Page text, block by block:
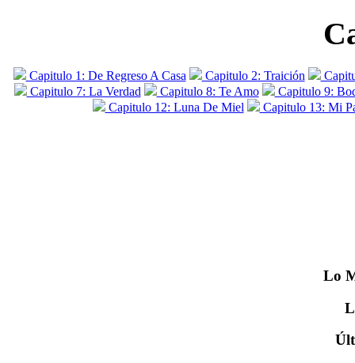
Capitulo 1: De Regreso A Casa Capitulo 2: Traición
Capitulo 7: La Verdad
Capitulo 8: Te Amo
Capitulo 9:
Capitulo 12: Luna De Miel
Capitulo 13: Mi
Lo